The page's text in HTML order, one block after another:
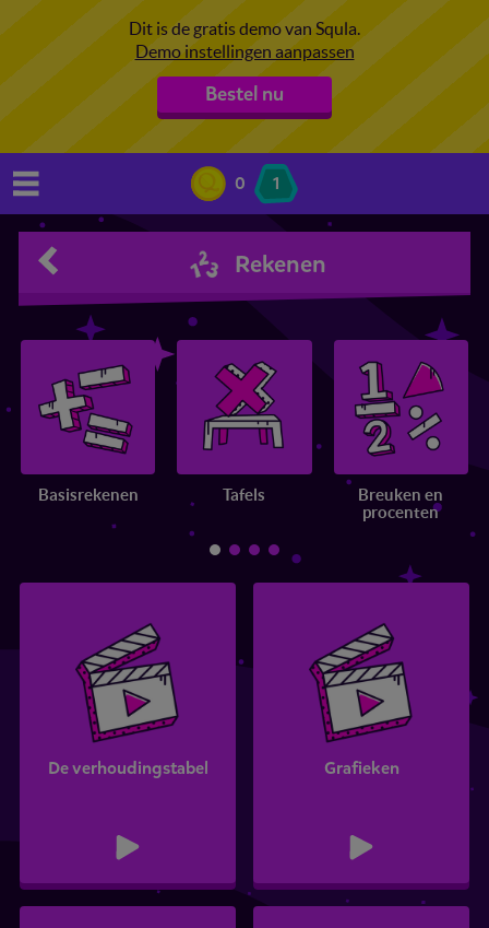
Dit is de gratis demo van Squla.
Demo instellingen aanpassen
Bestel nu
0 1
Rekenen
Basisrekenen Tafels
Breuken en
procenten
De verhoudingstabel Grafieken